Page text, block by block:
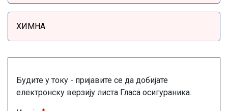
ХИМНА
Будите у току - пријавите се да добијате
електронску верзију листа Гласа осигураника.